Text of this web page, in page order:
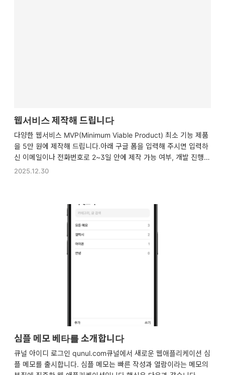
웹서비스 제작해 드립니다
다양한 웹서비스 MVP(Minimum Viable Product) 최소 기능 제품
을 5만 원에 제작해 드립니다.아래 구글 폼을 입력해 주시면 입력하
신 이메일이나 전화번호로 2~3일 안에 제작 가능 여부, 개발 진행
절차, 소요되는 기간, 입금 계좌를 답장해 드립니다.제작이 가능한
제작해드립니다연락 받고자 하는 이메일, 전화번호 *docs.google.
com 제작 가능한 형태의 웹서비스 종류티스토리 스킨 커스터마이
징네이버 블로그 스킨 커스터마이징소규모 커뮤니티 웹지도 api를
이용한 경로 탐색 및 주소, 좌..
2025.12.30
심플 메모 베타를 소개합니다
큐널 아이디 로그인 qunul.com큐널에서 새로운 웹애플리케이션 심
플 메모를 출시합니다. 심플 메모는 빠른 작성과 열람이라는 메모의